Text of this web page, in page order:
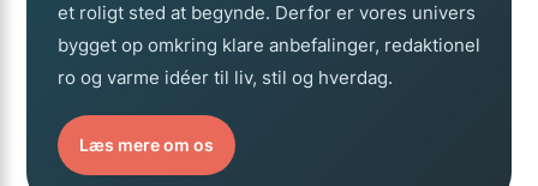
et roligt sted at begynde. Derfor er vores univers
bygget op omkring klare anbefalinger, redaktionel
ro og varme idéer til liv, stil og hverdag.
Læs mere om os